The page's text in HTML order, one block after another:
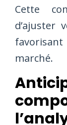
Cette
d’ajuster
marché.